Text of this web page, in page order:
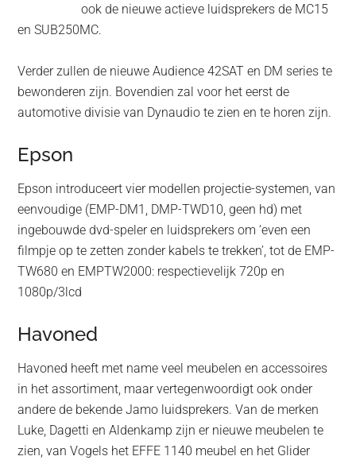
ook de nieuwe actieve luidsprekers de MC15
en SUB250MC.
Verder zullen de nieuwe Audience 42SAT en DM series te
bewonderen zijn. Bovendien zal voor het eerst de
automotive divisie van Dynaudio te zien en te horen zijn.
Epson
Epson introduceert vier modellen projectie-systemen, van
eenvoudige (EMP-DM1, DMP-TWD10, geen hd) met
ingebouwde dvd-speler en luidsprekers om ‘even een
filmpje op te zetten zonder kabels te trekken’, tot de EMP-
TW680 en EMPTW2000: respectievelijk 720p en
1080p/3lcd
Havoned
Havoned heeft met name veel meubelen en accessoires
in het assortiment, maar vertegenwoordigt ook onder
andere de bekende Jamo luidsprekers. Van de merken
Luke, Dagetti en Aldenkamp zijn er nieuwe meubelen te
zien, van Vogels het EFFE 1140 meubel en het Glider